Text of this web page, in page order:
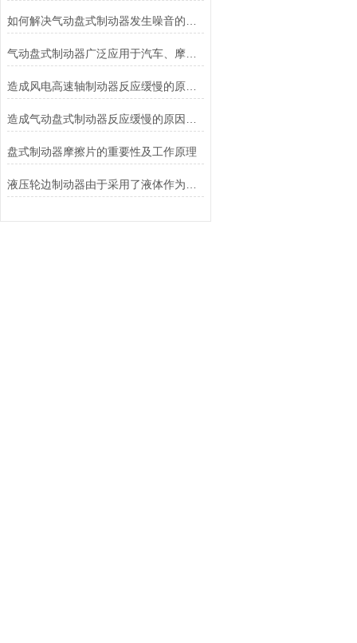
气动盘式制动器广泛应用于汽车、摩托车和自行车等交通工具中
造成风电高速轴制动器反应缓慢的原因有哪些？
盘式制动器摩擦片的重要性及工作原理